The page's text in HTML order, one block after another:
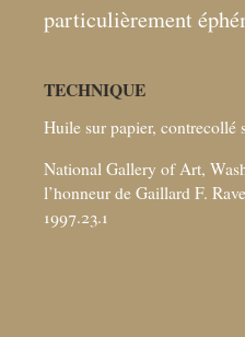
particulièrement
TECHNIQUE
Huile sur papier, contrecollé
National Gallery of Art,
l’honneur de Gaillard F.
1997.23.1